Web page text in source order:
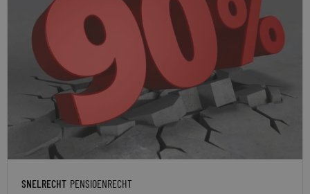
SNELRECHT PENSIOENRECHT